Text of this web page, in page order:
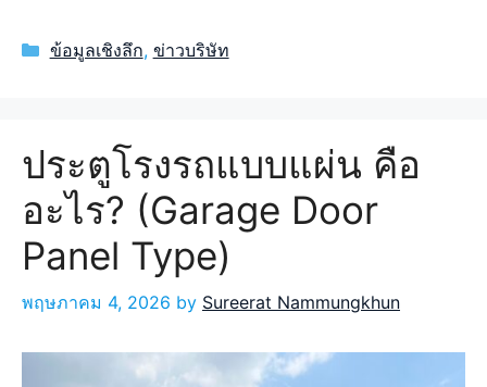
Categories
ข้อมูลเชิงลึก, ข่าวบริษัท
ประตูโรงรถแบบแผ่น คือ
อะไร? (Garage Door
Panel Type)
พฤษภาคม 4, 2026 by Sureerat Nammungkhun